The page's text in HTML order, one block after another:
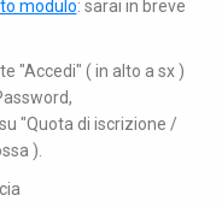
modulo: sarai in breve
"Accedi" ( in alto a sx )
"Quota di iscrizione /
).